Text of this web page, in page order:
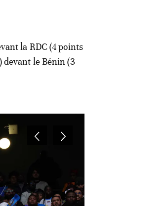
la RDC (4 points
devant le Bénin (3